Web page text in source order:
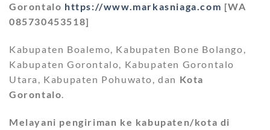
Gorontalo https://www.markasniaga.com [WA
085730453518]
Kabupaten Boalemo, Kabupaten Bone Bolango,
Kabupaten Gorontalo, Kabupaten Gorontalo
Utara, Kabupaten Pohuwato, dan Kota
Gorontalo
Melayani pengiriman ke kabupaten/kota di